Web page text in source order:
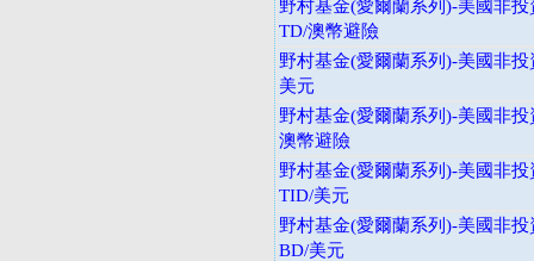
野村基金(愛爾蘭系列)-美國非
TD/澳幣避險
野村基金(愛爾蘭系列)-美國非
美元
野村基金(愛爾蘭系列)-美國非
澳幣避險
野村基金(愛爾蘭系列)-美國非
TID/美元
野村基金(愛爾蘭系列)-美國非
BD/美元